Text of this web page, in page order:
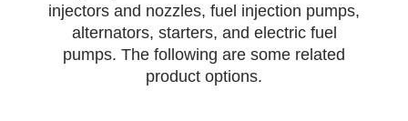
injectors and nozzles, fuel injection pumps,
alternators, starters, and electric fuel
pumps. The following are some related
product options.